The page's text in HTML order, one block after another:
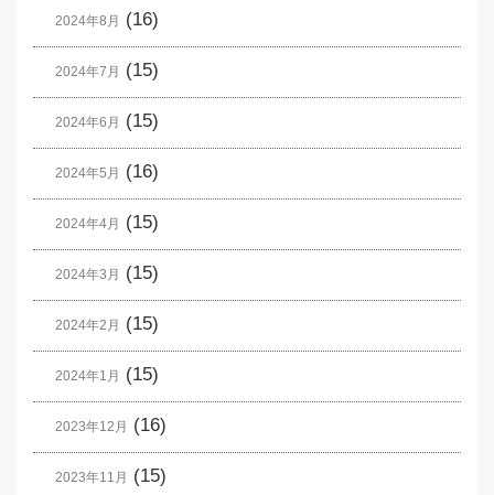
2024年8月 (16)
2024年7月 (15)
2024年6月 (15)
2024年5月 (16)
2024年4月 (15)
2024年3月 (15)
2024年2月 (15)
2024年1月 (15)
2023年12月 (16)
2023年11月 (15)